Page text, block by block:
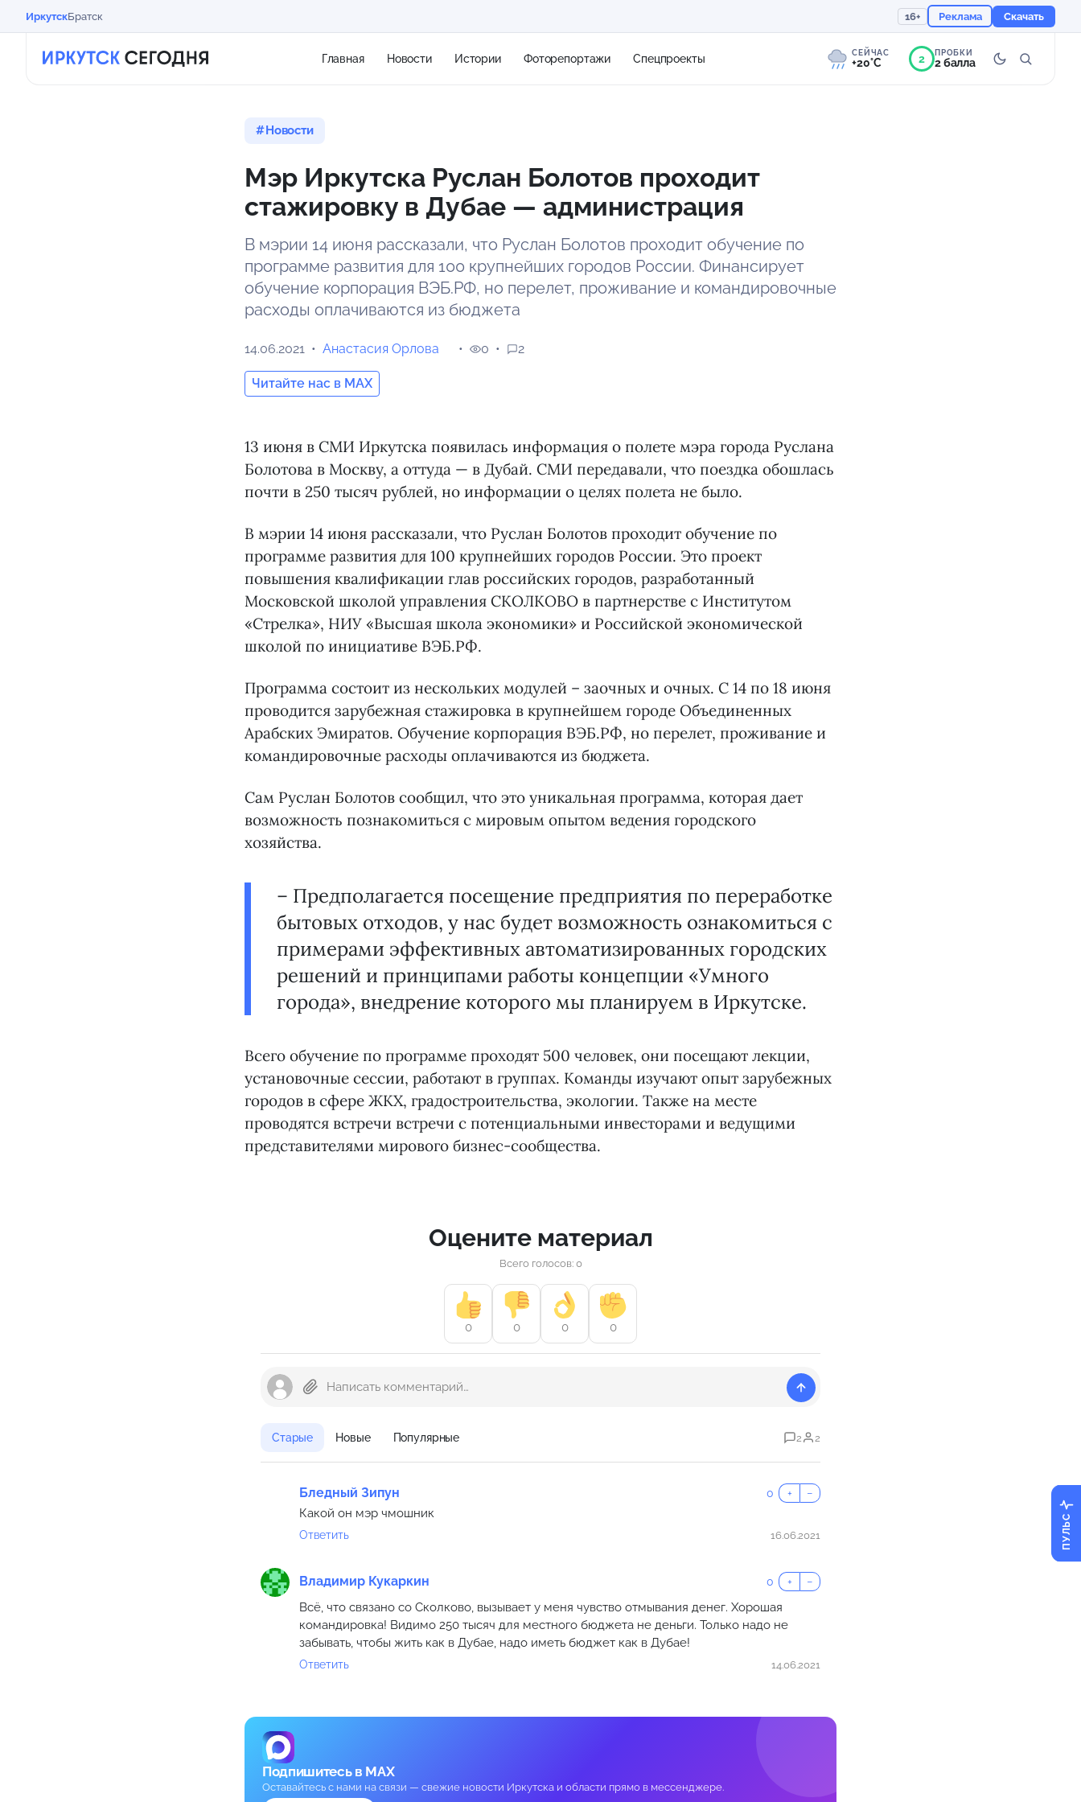
ИркутскБратск 16+ Реклама Скачать
Главная Новости Истории Фоторепортажи Спецпроекты СЕЙЧАС
+20°C
7 м/с
2 ПРОБКИ
2 балла
Новости
Мэр Иркутска Руслан Болотов проходит
стажировку в Дубае — администрация
В мэрии 14 июня рассказали, что Руслан Болотов проходит обучение по
программе развития для 100 крупнейших городов России. Финансирует
обучение корпорация ВЭБ.РФ, но перелет, проживание и командировочные
расходы оплачиваются из бюджета
14.06.2021 Анастасия Орлова
Читайте нас в MAX
0 2
13 июня в СМИ Иркутска появилась информация о полете мэра города Руслана
Болотова в Москву, а оттуда — в Дубай. СМИ передавали, что поездка обошлась
почти в 250 тысяч рублей, но информации о целях полета не было.
В мэрии 14 июня рассказали, что Руслан Болотов проходит обучение по
программе развития для 100 крупнейших городов России. Это проект
повышения квалификации глав российских городов, разработанный
Московской школой управления СКОЛКОВО в партнерстве с Институтом
«Стрелка», НИУ «Высшая школа экономики» и Российской экономической
школой по инициативе ВЭБ.РФ.
Программа состоит из нескольких модулей – заочных и очных. С 14 по 18 июня
проводится зарубежная стажировка в крупнейшем городе Объединенных
Арабских Эмиратов. Обучение корпорация ВЭБ.РФ, но перелет, проживание и
командировочные расходы оплачиваются из бюджета.
Сам Руслан Болотов сообщил, что это уникальная программа, которая дает
возможность познакомиться с мировым опытом ведения городского
хозяйства.
– Предполагается посещение предприятия по переработке
бытовых отходов, у нас будет возможность ознакомиться с
примерами эффективных автоматизированных городских
решений и принципами работы концепции «Умного
города», внедрение которого мы планируем в Иркутске.
Всего обучение по программе проходят 500 человек, они посещают лекции,
установочные сессии, работают в группах. Команды изучают опыт зарубежных
городов в сфере ЖКХ, градостроительства, экологии. Также на месте
проводятся встречи встречи с потенциальными инвесторами и ведущими
представителями мирового бизнес-сообщества.
Оцените материал
Всего голосов: 0
0 0 0 0
Старые Новые Популярные 2 2
Бледный Зипун 0 + −
Какой он мэр чмошник
Ответить 16.06.2021
Владимир Кукаркин 0 + −
Всё, что связано со Сколково, вызывает у меня чувство отмывания денег. Хорошая
командировка! Видимо 250 тысяч для местного бюджета не деньги. Только надо не
забывать, чтобы жить как в Дубае, надо иметь бюджет как в Дубае!
Ответить 14.06.2021
Подпишитесь в MAX
Оставайтесь с нами на связи — свежие новости Иркутска и области прямо в мессенджере.
ПУЛЬС